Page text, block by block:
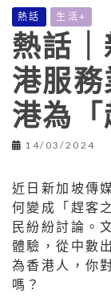
熱話 生活+
熱話
港服
港為「
14/03/2024
近日新加坡傳
何變成「趕客
民紛紛討論。
體驗，從中數
為香港人，你
嗎？